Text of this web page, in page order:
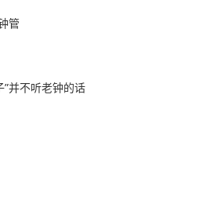
管
并不听老钟的话